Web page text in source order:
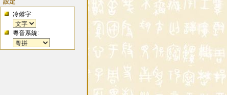
冷僻字:
粵音系統: